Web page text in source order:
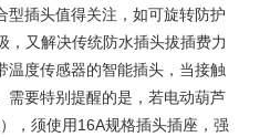
型插头值得关注，如可旋转防护
，又解决传统防水插头拔插费力
温度传感器的智能插头，当接触
需要特别提醒的是，若电动葫芦
，须使用16A规格插头插座，强